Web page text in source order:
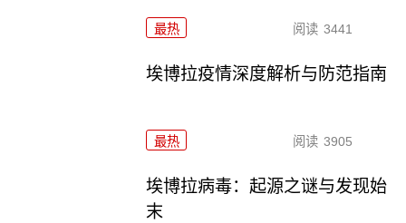
最热 阅读 3441
埃博拉疫情深度解析与防范指南
最热 阅读 3905
埃博拉病毒：起源之谜与发现始
末